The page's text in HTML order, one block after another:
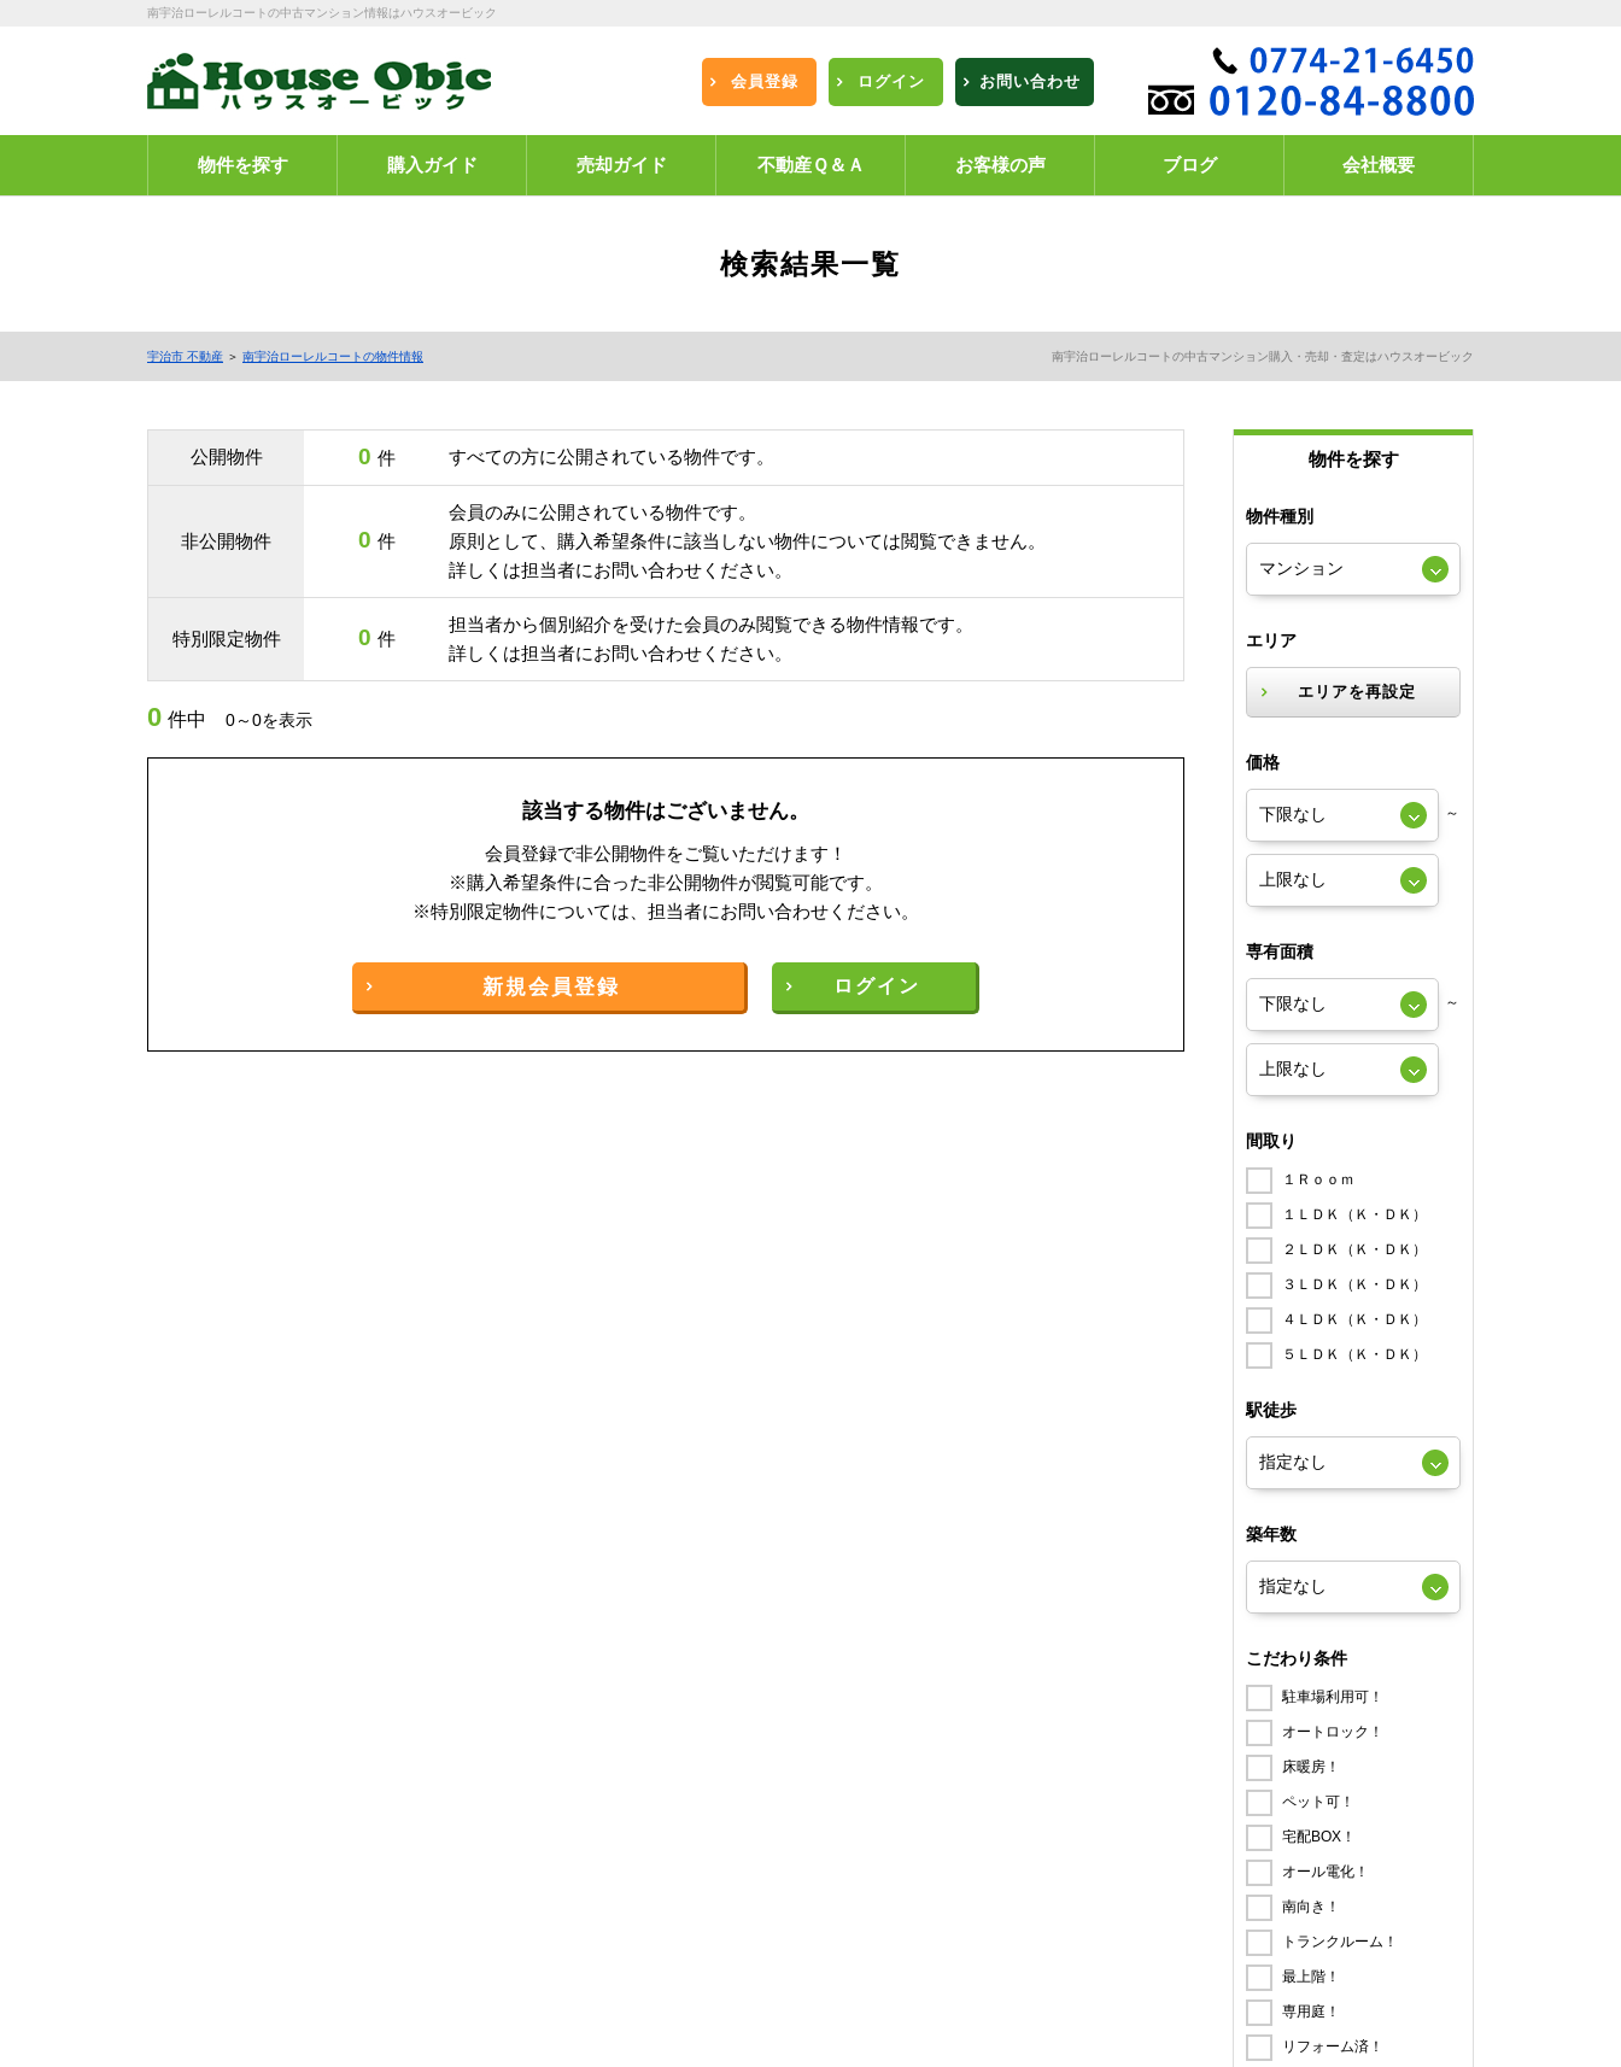
南宇治ローレルコートの中古マンション情報はハウスオービック
会員登録 ログイン お問い合わせ
物件を探す 購入ガイド 売却ガイド 不動産Ｑ＆Ａ お客様の声 ブログ 会社概要
検索結果一覧
宇治市 不動産 ＞ 南宇治ローレルコートの物件情報 南宇治ローレルコートの中古マンション購入・売却・査定はハウスオービック
公開物件 0 件 すべての方に公開されている物件です。
非公開物件 0 件
会員のみに公開されている物件です。
原則として、購入希望条件に該当しない物件については閲覧できません。
詳しくは担当者にお問い合わせください。
特別限定物件 0 件
担当者から個別紹介を受けた会員のみ閲覧できる物件情報です。
詳しくは担当者にお問い合わせください。
0 件中 0～0を表示
該当する物件はございません。
会員登録で非公開物件をご覧いただけます！
※購入希望条件に合った非公開物件が閲覧可能です。
※特別限定物件については、担当者にお問い合わせください。
新規会員登録 ログイン
物件を探す
物件種別
エリア
エリアを再設定
価格
～
専有面積
～
間取り
１Ｒｏｏｍ
１ＬＤＫ（Ｋ・ＤＫ）
２ＬＤＫ（Ｋ・ＤＫ）
３ＬＤＫ（Ｋ・ＤＫ）
４ＬＤＫ（Ｋ・ＤＫ）
５ＬＤＫ（Ｋ・ＤＫ）
駅徒歩
築年数
こだわり条件
駐車場利用可！
オートロック！
床暖房！
ペット可！
宅配BOX！
オール電化！
南向き！
トランクルーム！
最上階！
専用庭！
リフォーム済！